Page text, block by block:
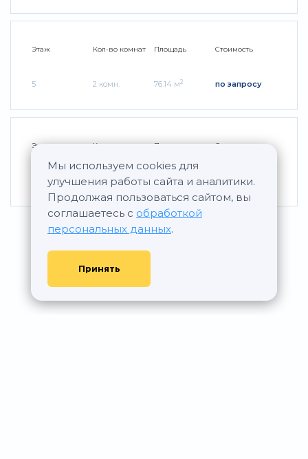
Мы используем cookies для
улучшения работы сайта и аналитики.
Продолжая пользоваться сайтом, вы
соглашаетесь с обработкой
персональных данных.
Принять
Этаж
5
Кол-во комнат
2 комн.
Площадь
76.14 м2
Стоимость
по запросу
Этаж Кол-во комнат
2 комн.
Площадь
50.25 м
Стоимость
по запросу